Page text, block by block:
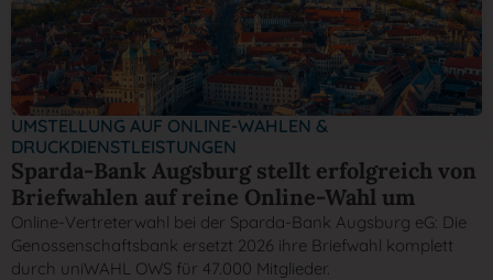
UMSTELLUNG AUF ONLINE-WAHLEN &
DRUCKDIENSTLEISTUNGEN
Sparda-Bank Augsburg stellt erfolgreich von
Briefwahlen auf reine Online-Wahl um
Online-Vertreterwahl bei der Sparda-Bank Augsburg eG: Die
Genossenschaftsbank ersetzt 2026 ihre Briefwahl komplett
durch uniWAHL OWS für 47.000 Mitglieder.